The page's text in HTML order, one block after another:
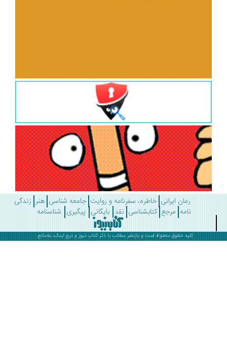
رمان ایرانی خاطره، سفرنامه و روایت جامعه شناسی هنر زندگی
مرجع کتابشناسی نقد بایگانی پیگیری شناسنامه
کلیه حقوق محفوظ است و بازنشر مطالب با ذکرکتاب نیوزو درج لینک، بلامانع .